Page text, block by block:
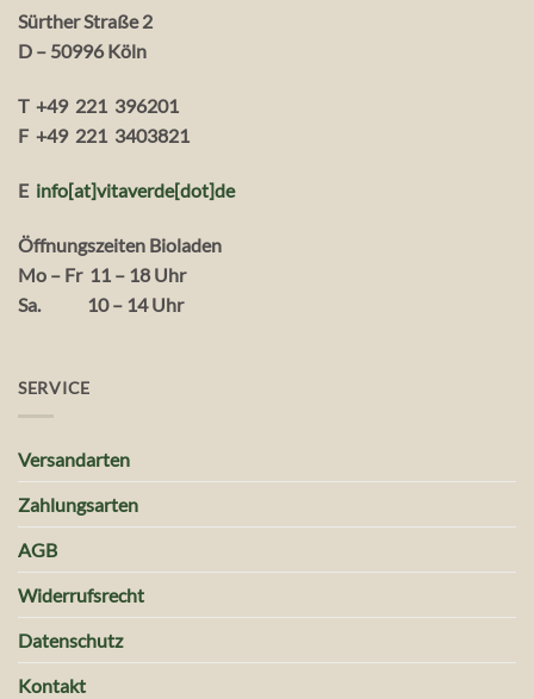
Sürther Straße 2
D – 50996 Köln
T +49 221 396201
F +49 221 3403821
E info[at]vitaverde[dot]de
Öffnungszeiten Bioladen
Mo – Fr 11 – 18 Uhr
Sa. 10 – 14 Uhr
SERVICE
Versandarten
Zahlungsarten
AGB
Widerrufsrecht
Datenschutz
Kontakt